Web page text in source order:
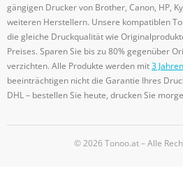
gängigen Drucker von Brother, Canon, HP,
weiteren Herstellern. Unsere kompatiblen
die gleiche Druckqualität wie
Preises. Sparen Sie bis zu 80% gegenüber
verzichten. Alle Produkte werden mit3
beeinträchtigen nicht die Garantie Ihres
DHL – bestellen Sie heute, drucken Sie
© 2026 Tonoo.at – Alle